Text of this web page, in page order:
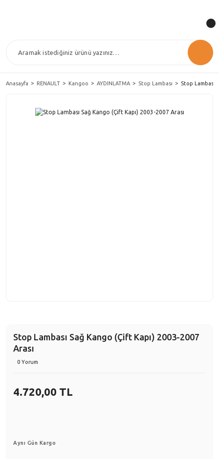
Anasayfa RENAULT Kangoo AYDINLATMA Stop Lambası Stop Lambası
Stop Lambası Sağ Kango (Çift Kapı) 2003-2007
Arası
0 Yorum
4.720,00 TL
Aynı Gün Kargo